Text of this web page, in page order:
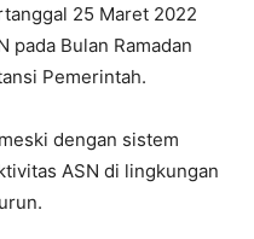
25 Maret 2022
pada Bulan Ramadan
Pemerintah.
dengan sistem
ASN di lingkungan